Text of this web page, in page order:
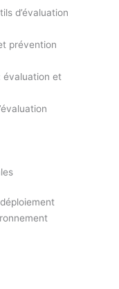
d’évaluation
prévention
évaluation et